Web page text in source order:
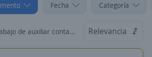
Fecha Categoría
auxiliar contable en Guatemala Relevancia